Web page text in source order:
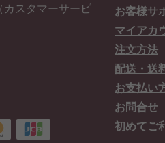
スタマーサービ
お客様サ
マイアカ
注文方法
配送・送
お支払い
お問合せ
初めてご